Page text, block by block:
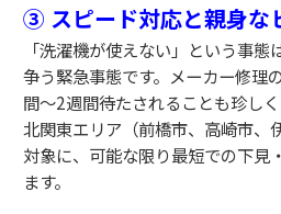
③ スピード対応と親身な
「洗濯機が使えない」という事
争う緊急事態です。メーカー修理
間〜2週間待たされることも珍し
北関東エリア（前橋市、高崎市、
対象に、可能な限り最短での下見
ます。